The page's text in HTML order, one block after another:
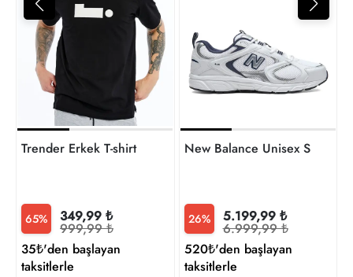
Trender Erkek T-shirt
65% 349,99 ₺
999,99 ₺
35₺'den başlayan
taksitlerle
New Balance Unisex Sneaker
26% 5.199,99 ₺
6.999,99 ₺
520₺'den başlayan
taksitlerle